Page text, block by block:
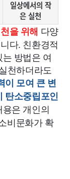
일상에서의 작
은 실천
을 위해 다양
다. 친환경적
방법은 여
천하더라도
이 모여 큰 변
탄소중립포인
은 개인의
비문화가 확